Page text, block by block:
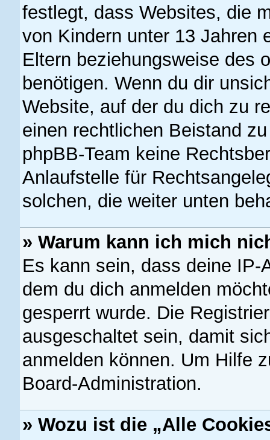
festlegt, dass Websites, die
von Kindern unter 13 Jahren
Eltern beziehungsweise des
benötigen. Wenn du dir
Website, auf der du dich zu
einen rechtlichen Beistand
phpBB-Team keine
Anlaufstelle für
solchen, die weiter unten
» Warum kann ich mich
Es kann sein, dass deine
dem du dich anmelden
gesperrt wurde. Die
ausgeschaltet sein, damit
anmelden können. Um Hilfe
Board-Administration.
» Wozu ist die „Alle